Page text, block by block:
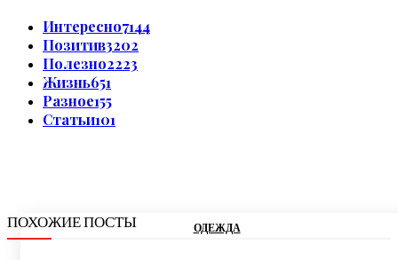
Интересно7144
Позитив3202
Полезно2223
Жизнь651
Разное155
Статьи101
ПОХОЖИЕ ПОСТЫ ОДЕЖДА